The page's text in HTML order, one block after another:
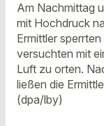
Am Nachmittag
mit Hochdruck
Ermittler
versuchten mit
Luft zu orten.
ließen die
(dpa/lby)